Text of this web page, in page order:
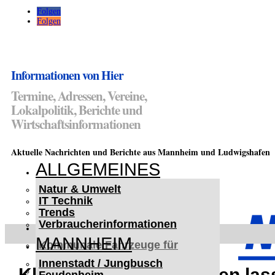
Folgen
Folgen
Informationen von Hier
Termine, Adressen, Vereine,
Lokalpolitik, Berichte und
Wirtschaftsinformationen
Aktuelle Nachrichten und Berichte aus Mannheim und Ludwigshafen
ALLGEMEINES
Natur & Umwelt
IT Technik
Trends
Verbraucherinformationen
MANNHEIM
Innenstadt / Jungbusch
< UKRAINE >
Kommunale Fahrzeuge für
Czernowitz
Nutzfahrzeuge für Czernowitz